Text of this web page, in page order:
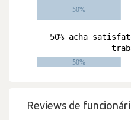
Reviews de